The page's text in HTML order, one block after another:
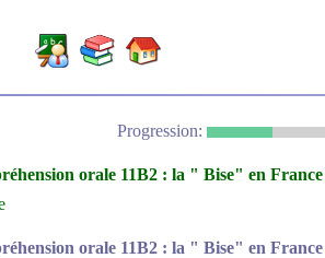
Progression:
orale 11B2 : la " Bise" en France
orale 11B2 : la " Bise" en France